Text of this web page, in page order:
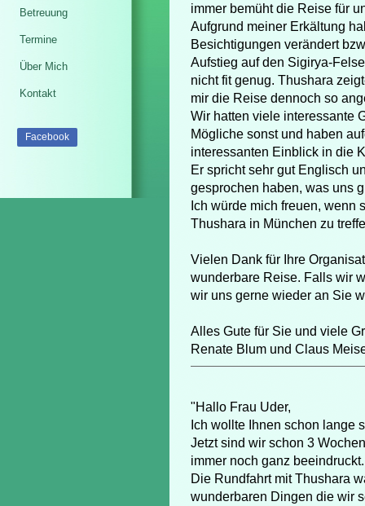
Betreuung
Termine
Über Mich
Kontakt
Facebook
immer bemüht die Reise für
Aufgrund meiner Erkältung
Besichtigungen verändert
Aufstieg auf den Sigirya-
nicht fit genug. Thushara
mir die Reise dennoch so
Wir hatten viele interessante
Mögliche sonst und haben
interessanten Einblick in die
Er spricht sehr gut Englisch
gesprochen haben, was uns
Ich würde mich freuen, wenn
Thushara in München zu
Vielen Dank für Ihre
wunderbare Reise. Falls wir
wir uns gerne wieder an Sie
Alles Gute für Sie und viele
Renate Blum und Claus
"Hallo Frau Uder,
Ich wollte Ihnen schon lange
Jetzt sind wir schon 3
immer noch ganz beeindruckt.
Die Rundfahrt mit Thushara
wunderbaren Dingen die wir